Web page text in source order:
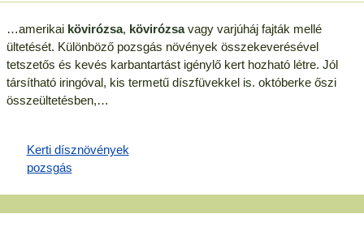
…amerikai kövirózsa, kövirózsavagy varjúháj fajták mellé
ültetését. Különböző pozsgás növények összekeverésével
tetszetős és kevés karbantartást igénylő kert hozható létre. Jól
társítható iringóval, kis termetű díszfüvekkel is. októberke őszi
összeültetésben,…